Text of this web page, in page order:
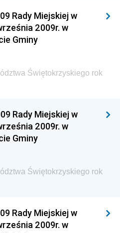
Finansów, Funduszy i
Rozwoju, Pracy i
Kultury, Dziedzictwa
Rodziny i Polityki
Głównej Straży
Inspektoratu Transportu
Głównej Policji
Rady Miejskiej w
2009r. w
Gminy
Świętokrzyskiego rok
Rady Miejskiej w
2009r. w
Gminy
Świętokrzyskiego rok
Rady Miejskiej w
2009r. w